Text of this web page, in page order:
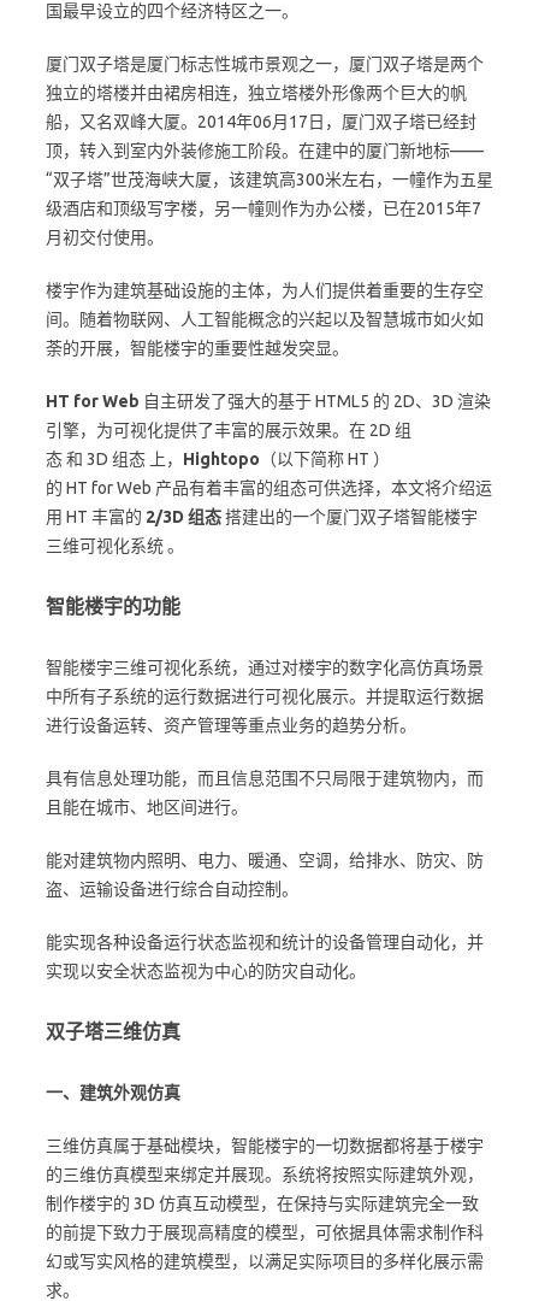
国最早设立的四个经济特区之一。
厦门双子塔是厦门标志性城市景观之一，厦门双子塔是两个
独立的塔楼并由裙房相连，独立塔楼外形像两个巨大的帆
船，又名双峰大厦。2014年06月17日，厦门双子塔已经封
顶，转入到室内外装修施工阶段。在建中的厦门新地标——
“双子塔”世茂海峡大厦，该建筑高300米左右，一幢作为五星
级酒店和顶级写字楼，另一幢则作为办公楼，已在2015年7
月初交付使用。
楼宇作为建筑基础设施的主体，为人们提供着重要的生存空
间。随着物联网、人工智能概念的兴起以及智慧城市如火如
荼的开展，智能楼宇的重要性越发突显。
HT for Web 自主研发了强大的基于 HTML5 的 2D、3D 渲染
引擎，为可视化提供了丰富的展示效果。在 2D 组
态 和 3D 组态 上， Hightopo （以下简称 HT ）
的 HT for Web 产品有着丰富的组态可供选择，本文将介绍运
用 HT 丰富的 2/3D 组态搭建出的一个厦门双子塔智能楼宇
三维可视化系统 。
智能楼宇的功能
智能楼宇三维可视化系统，通过对楼宇的数字化高仿真场景
中所有子系统的运行数据进行可视化展示。并提取运行数据
进行设备运转、资产管理等重点业务的趋势分析。
具有信息处理功能，而且信息范围不只局限于建筑物内，而
且能在城市、地区间进行。
能对建筑物内照明、电力、暖通、空调，给排水、防灾、防
盗、运输设备进行综合自动控制。
能实现各种设备运行状态监视和统计的设备管理自动化，并
实现以安全状态监视为中心的防灾自动化。
双子塔三维仿真
一、建筑外观仿真
三维仿真属于基础模块，智能楼宇的一切数据都将基于楼宇
的三维仿真模型来绑定并展现。系统将按照实际建筑外观，
制作楼宇的 3D 仿真互动模型，在保持与实际建筑完全一致
的前提下致力于展现高精度的模型，可依据具体需求制作科
幻或写实风格的建筑模型，以满足实际项目的多样化展示需
求。